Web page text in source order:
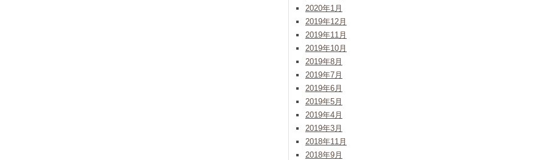
2020年1月
2019年12月
2019年11月
2019年10月
2019年8月
2019年7月
2019年6月
2019年5月
2019年4月
2019年3月
2018年11月
2018年9月